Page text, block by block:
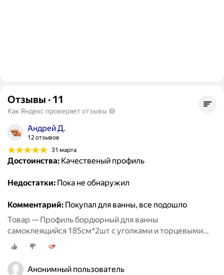
Отзывы · 11
Как Яндекс проверяет отзывы
Андрей Д.
12 отзывов
31 марта
Достоинства: Качественый профиль
Недостатки: Пока не обнаружил
Комментарий: Покупал для ванны, все подошло
Товар — Профиль бордюрный для ванны
самоклеящийся 185см*2шт с уголками и торцевыми
заглушками TIM
Анонимный пользователь